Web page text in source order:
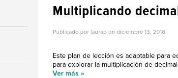
Multiplicando
Publicado por laurap on diciembre 13, 2016
Este plan de lección es adaptable para
para explorar la multiplicación de
Ver más »